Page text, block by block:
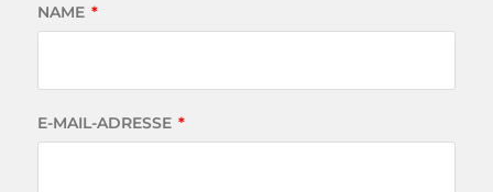
NAME *
E-MAIL-ADRESSE *